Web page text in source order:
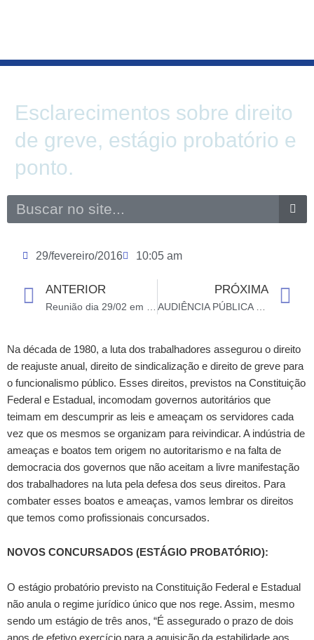
conteúdo
Esclarecimentos sobre direito
de greve, estágio probatório e
ponto.
29/fevereiro/2016 10:05 am
Prev
ANTERIOR PRÓXIMA
Na década de 1980, a luta dos trabalhadores assegurou o direito
de reajuste anual, direito de sindicalização e direito de greve para
o funcionalismo público. Esses direitos, previstos na Constituição
Federal e Estadual, incomodam governos autoritários que
teimam em descumprir as leis e ameaçam os servidores cada
vez que os mesmos se organizam para reivindicar. A indústria de
ameaças e boatos tem origem no autoritarismo e na falta de
democracia dos governos que não aceitam a livre manifestação
dos trabalhadores na luta pela defesa dos seus direitos. Para
combater esses boatos e ameaças, vamos lembrar os direitos
que temos como profissionais concursados.
NOVOS CONCURSADOS (ESTÁGIO PROBATÓRIO):
O estágio probatório previsto na Constituição Federal e Estadual
não anula o regime jurídico único que nos rege. Assim, mesmo
sendo um estágio de três anos, “É assegurado o prazo de dois
anos de efetivo exercício para a aquisição da estabilidade aos